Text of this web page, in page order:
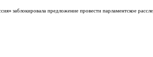
заблокировала предложение провести парламентское